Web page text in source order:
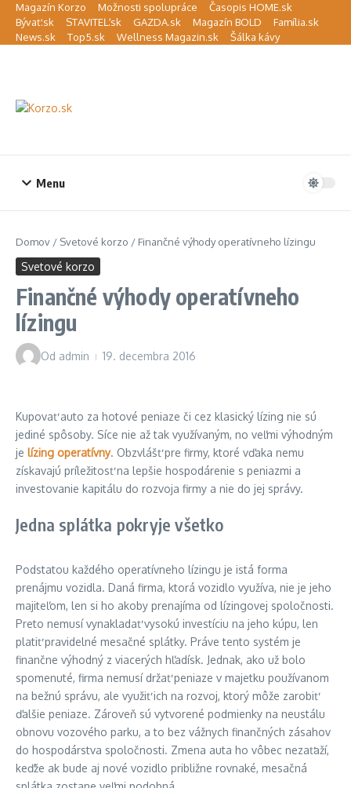
Preskočiť na obsah
Magazín Korzo Možnosti spolupráce
Časopis HOME.sk
Bývať.sk
STAVITEĽ.sk GAZDA.sk Magazín BOLD
Família.sk
News.sk
Top5.sk Wellness Magazin.sk Šálka kávy
Menu
Domov / Svetové korzo / Finančné výhody operatívneho lízingu
Svetové korzo
Finančné výhody operatívneho
lízingu
Od admin 19. decembra 2016
Kupovať auto za hotové peniaze či cez klasický lízing nie sú
jediné spôsoby. Síce nie až tak využívaným, no veľmi výhodným
je lízing operatívny. Obzvlášť pre firmy, ktoré vďaka nemu
získavajú príležitosť na lepšie hospodárenie s peniazmi a
investovanie kapitálu do rozvoja firmy a nie do jej správy.
Jedna splátka pokryje všetko
Podstatou každého operatívneho lízingu je istá forma
prenájmu vozidla. Daná firma, ktorá vozidlo využíva, nie je jeho
majiteľom, len si ho akoby prenajíma od lízingovej spoločnosti.
Preto nemusí vynakladať vysokú investíciu na jeho kúpu, len
platiť pravidelné mesačné splátky. Práve tento systém je
finančne výhodný z viacerých hľadísk. Jednak, ako už bolo
spomenuté, firma nemusí držať peniaze v majetku používanom
na bežnú správu, ale využiť ich na rozvoj, ktorý môže zarobiť
ďalšie peniaze. Zároveň sú vytvorené podmienky na neustálu
obnovu vozového parku, a to bez vážnych finančných zásahov
do hospodárstva spoločnosti. Zmena auta ho vôbec nezaťaží,
keďže ak bude aj nové vozidlo približne rovnaké, mesačná